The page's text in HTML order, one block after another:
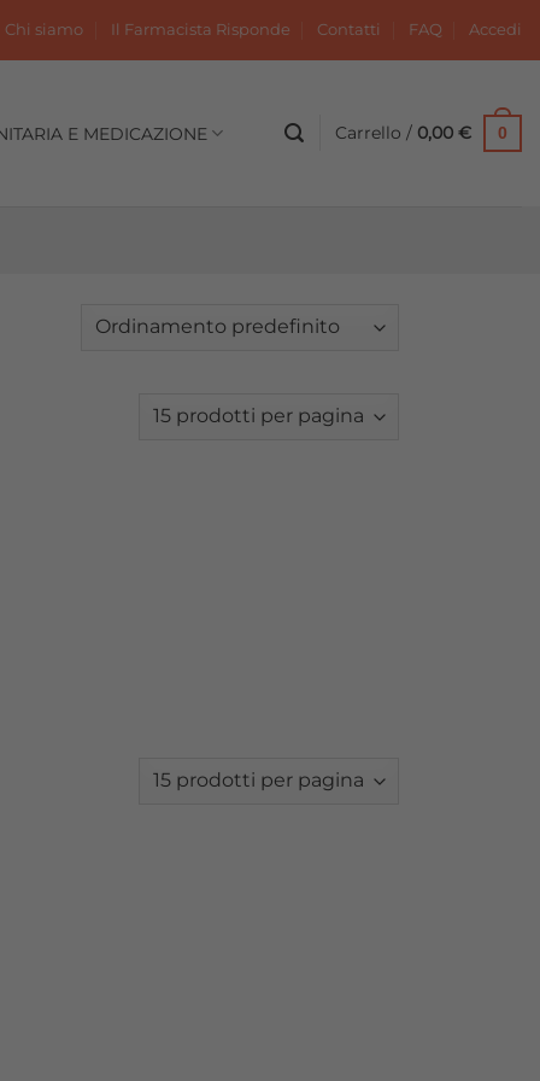
Chi siamo Il Farmacista Risponde Contatti FAQ Accedi
E MEDICAZIONE Carrello / 0,00€ 0